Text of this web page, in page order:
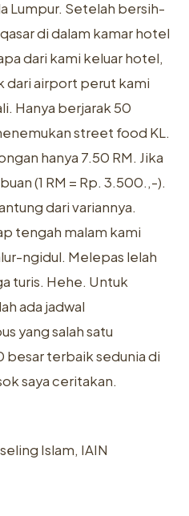
Lumpur. Setelah bersih-
di dalam kamar hotel
dari kami keluar hotel,
dari airport perut kami
Hanya berjarak 50
street food KL.
hanya 7.50 RM. Jika
(1 RM = Rp. 3.500.,-).
dari variannya.
tengah malam kami
ngidul. Melepas lelah
turis. Hehe. Untuk
ada jadwal
yang salah satu
besar terbaik sedunia di
saya ceritakan.
Islam, IAIN